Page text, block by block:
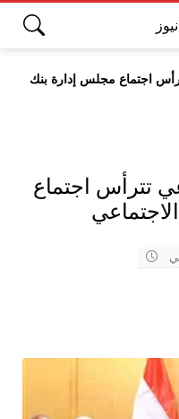
اجتماع مجلس إدارة بنك
تترأس اجتماع